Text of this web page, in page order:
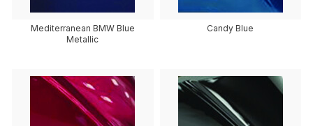
Mediterranean BMW Blue
Metallic
Candy Blue